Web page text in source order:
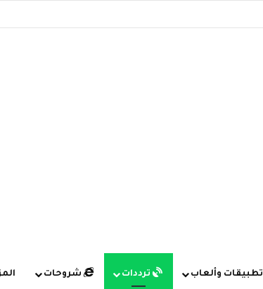
تطبيقات وألعاب ترددات شروحات